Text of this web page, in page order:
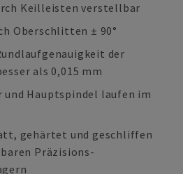
Keilleisten verstellbar
Oberschlitten ± 90°
der
als 0,015 mm
und Hauptspindel laufen im
gehärtet und geschliffen
Präzisions-